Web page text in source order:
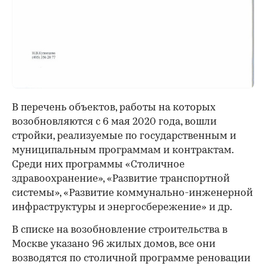
/
В перечень объектов, работы на которых
возобновляются с 6 мая 2020 года, вошли
стройки, реализуемые по государственным и
муниципальным программам и контрактам.
Среди них программы «Столичное
здравоохранение», «Развитие транспортной
системы», «Развитие коммунально-инженерной
инфраструктуры и энергосбережение» и др.
В списке на возобновление строительства в
Москве указано 96 жилых домов, все они
возводятся по столичной программе реновации